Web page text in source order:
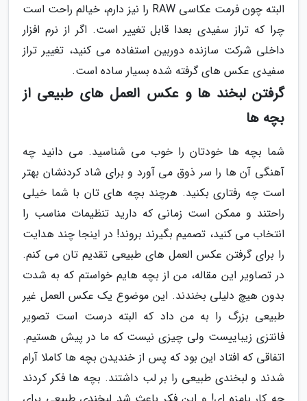
البته چون فرمت عکاسی RAW را نیز دارم، خیالم راحت است
چرا که تراز سفیدی بعدا قابل تغییر است. اگر از نرم افزار
داخلی شرکت سازنده دوربین استفاده می کنید، تغییر تراز
سفیدی عکس های گرفته شده بسیار ساده است.
گرفتن لبخند ها و عکس العمل های طبیعی از
بچه ها
شما بچه ها خودتان را خوب می شناسید. می دانید چه
آهنگی آن ها را سر ذوق می آورد و برای شاد کردنشان بهتر
است چه رفتاری بکنید. هرچند بچه های تان با شما خیلی
راحتند و ممکن است زمانی که دارید تنظیمات مناسب را
انتخاب می کنید، تصمیم بگیرند بروند! در اینجا چند هدایت
را برای گرفتن عکس العمل های طبیعی تقدیم تان می کنم.
در تصاویر این مقاله، من از بچه هایم خواستم که به شدت
بدون هیچ دلیلی بخندند. این موضوع یک عکس العمل غیر
طبیعی بزرگ را به من داد که البته درست است تصویر
فانتزی زیباییست ولی چیزی نیست که ما در پیش هستیم.
اتفاقی که افتاد این بود که پس از خندیدن بچه ها کاملا آرام
شدند و لبخندی طبیعی را بر لب داشتند. بچه ها فکر کردند